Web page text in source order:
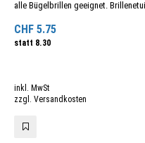
alle Bügelbrillen geeignet. Brillenetui
CHF 5.75
statt 8.30
inkl. MwSt
zzgl. Versandkosten